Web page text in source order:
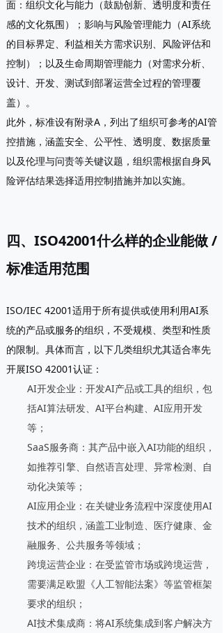
面：组织文化与能力（鼓励创新、透明度和责任
感的文化氛围）；影响与风险管理能力（AI系统
的目标界定、利益相关方需求识别、风险评估和
控制）；以及生命周期管理能力（对需求分析、
设计、开发、测试到部署运营全过程的管理覆
盖）。
此外，标准设有附录A ，列出了组织可参考的AI管
控措施，涵盖安全、公平性、透明度、数据质量
以及伦理与问责等关键议题，组织需根据自身风
险评估结果选择适用控制措施并加以实施。
四、ISO42001什么样的企业能做 /
标准适用范围
ISO/IEC 42001适用于所有提供或使用利用AI系
统的产品或服务的组织 ，不受规模、类型和性质
的限制。具体而言，以下几类组织尤其适合率先
开展ISO 42001认证：
AI开发企业 ：开发AI产品或工具的组织，包
括AI算法研发、AI平台构建、AI应用开发
等；
SaaS服务商 ：其产品中嵌入AI功能的组织，
如推荐引擎、自然语言处理、异常检测、自
动化决策等；
AI应用企业 ：在关键业务流程中深度使用AI
技术的组织，涵盖工业制造、医疗健康、金
融服务、公共服务等领域；
跨境运营企业 ：在受监管市场或跨境运营，
需要满足欧盟《人工智能法案》等监管框架
要求的组织；
AI技术集成商 ：将AI系统集成到客户解决方